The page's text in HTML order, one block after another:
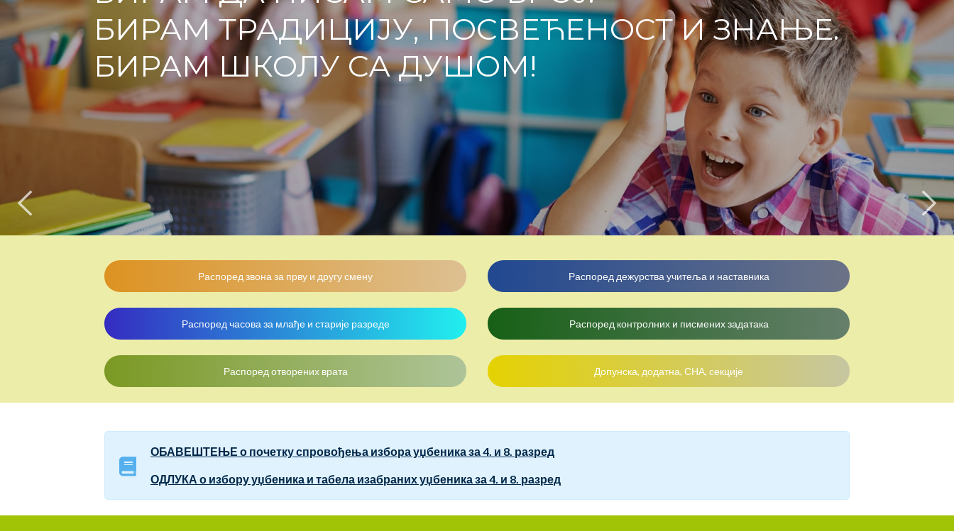
БИРАМ ТРАДИЦИЈУ, ПОСВЕЋЕНОСТ И ЗНАЊЕ.
БИРАМ ШКОЛУ СА ДУШОМ!
Распоред звона за прву и другу смену
Распоред часова за млађе и старије разреде
Распоред отворених врата
Распоред дежурства учитеља и наставника
Распоред контролних и писмених задатака
Допунска, додатна, СНА, секције
ОБАВЕШТЕЊЕ о почетку спровођења избора уџбеника за 4. и 8. разред
ОДЛУКА о избору уџбеника и табела изабраних уџбеника за 4. и 8. разред